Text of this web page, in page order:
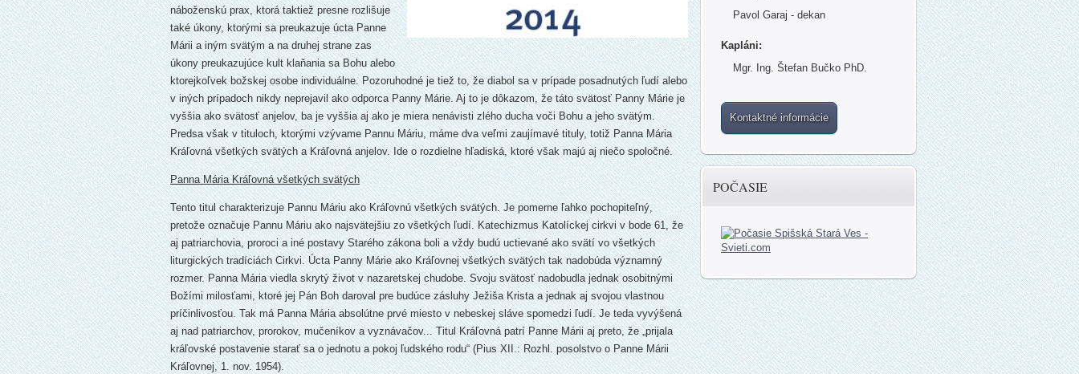
náboženskú prax, ktorá taktiež presne rozlišuje
také úkony, ktorými sa preukazuje úcta Panne
Márii a iným svätým a na druhej strane zas
úkony preukazujúce kult klaňania sa Bohu alebo
ktorejkoľvek božskej osobe individuálne. Pozoruhodné je tiež to, že diabol sa v prípade posadnutých ľudí alebo
v iných prípadoch nikdy neprejavil ako odporca Panny Márie. Aj to je dôkazom, že táto svätosť Panny Márie je
vyššia ako svätosť anjelov, ba je vyššia aj ako je miera nenávisti zlého ducha voči Bohu a jeho svätým.
Predsa však v tituloch, ktorými vzývame Pannu Máriu, máme dva veľmi zaujímavé tituly, totiž Panna Mária
Kráľovná všetkých svätých a Kráľovná anjelov. Ide o rozdielne hľadiská, ktoré však majú aj niečo spoločné.
Panna Mária Kráľovná všetkých svätých
Tento titul charakterizuje Pannu Máriu ako Kráľovnú všetkých svätých. Je pomerne ľahko pochopiteľný,
pretože označuje Pannu Máriu ako najsvätejšiu zo všetkých ľudí. Katechizmus Katolíckej cirkvi v bode 61, že
aj patriarchovia, proroci a iné postavy Starého zákona boli a vždy budú uctievané ako svätí vo všetkých
liturgických tradíciách Cirkvi. Úcta Panny Márie ako Kráľovnej všetkých svätých tak nadobúda významný
rozmer. Panna Mária viedla skrytý život v nazaretskej chudobe. Svoju svätosť nadobudla jednak osobitnými
Božími milosťami, ktoré jej Pán Boh daroval pre budúce zásluhy Ježiša Krista a jednak aj svojou vlastnou
príčinlivosťou. Tak má Panna Mária absolútne prvé miesto v nebeskej sláve spomedzi ľudí. Je teda vyvýšená
aj nad patriarchov, prorokov, mučeníkov a vyznávačov... Titul Kráľovná patrí Panne Márii aj preto, že „prijala
kráľovské postavenie starať sa o jednotu a pokoj ľudského rodu“ (Pius XII.: Rozhl. posolstvo o Panne Márii
Kráľovnej, 1. nov. 1954).
Pavol Garaj - dekan
Kapláni:
Mgr. Ing. Štefan Bučko PhD.
Kontaktné informácie
POČASIE